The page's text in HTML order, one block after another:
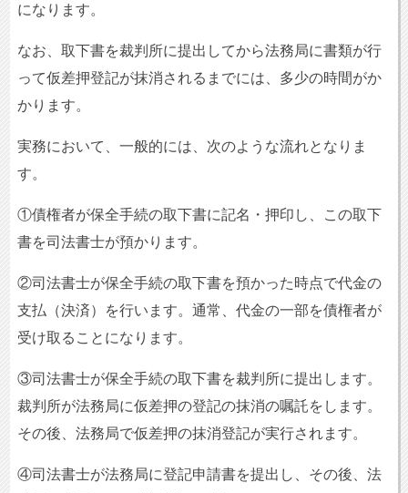
になります。
なお、取下書を裁判所に提出してから法務局に書類が行
って仮差押登記が抹消されるまでには、多少の時間がか
かります。
実務において、一般的には、次のような流れとなりま
す。
①債権者が保全手続の取下書に記名・押印し、この取下
書を司法書士が預かります。
②司法書士が保全手続の取下書を預かった時点で代金の
支払（決済）を行います。通常、代金の一部を債権者が
受け取ることになります。
③司法書士が保全手続の取下書を裁判所に提出します。
裁判所が法務局に仮差押の登記の抹消の嘱託をします。
その後、法務局で仮差押の抹消登記が実行されます。
④司法書士が法務局に登記申請書を提出し、その後、法